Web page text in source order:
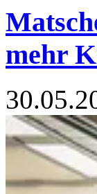
mehr